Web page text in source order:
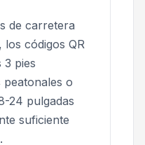
de carretera
los códigos QR
3 pies
peatonales o
24 pulgadas
suficiente